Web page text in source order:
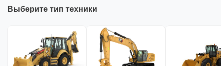
Выберите тип техники